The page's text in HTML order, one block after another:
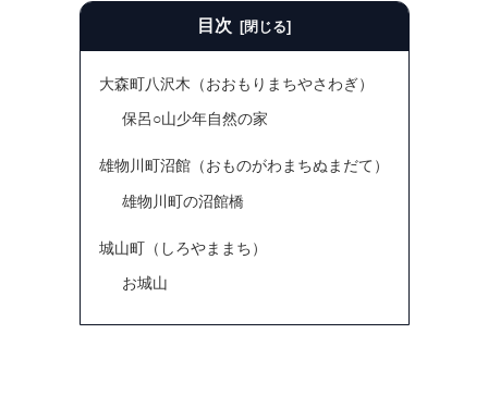
目次
大森町八沢木（おおもりまちやさわぎ）
保呂○山少年自然の家
雄物川町沼館（おものがわまちぬまだて）
雄物川町の沼館橋
城山町（しろやままち）
お城山